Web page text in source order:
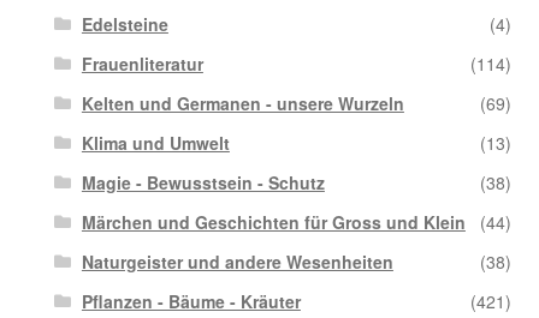
Edelsteine
(4)
Frauenliteratur
(114)
Kelten und Germanen - unsere Wurzeln
(69)
Klima und Umwelt
(13)
Magie - Bewusstsein - Schutz
(38)
Märchen und Geschichten für Gross und Klein
(44)
Naturgeister und andere Wesenheiten
(38)
Pflanzen - Bäume - Kräuter
(421)